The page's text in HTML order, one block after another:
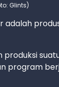
Glints)
program